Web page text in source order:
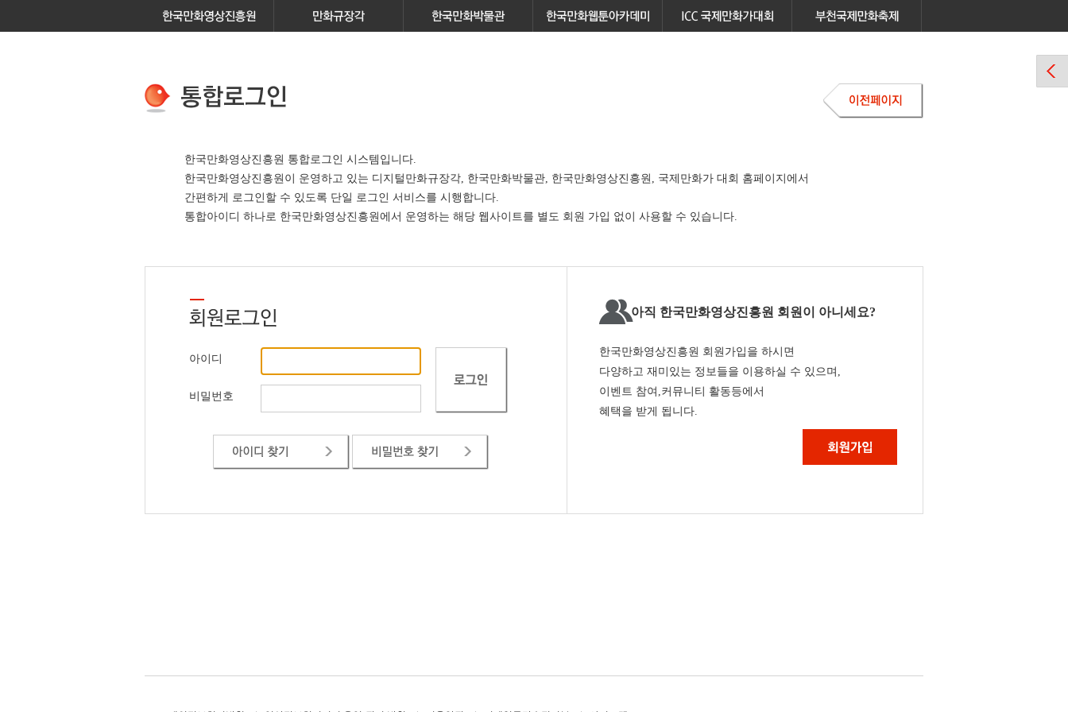
한국만화영상진흥원 통합로그인 시스템입니다.
한국만화영상진흥원이 운영하고 있는 디지털만화규장각, 한국만화박물관, 한국만화영상진흥원, 국제만화가 대회 홈페이지에서
간편하게 로그인할 수 있도록 단일 로그인 서비스를 시행합니다.
통합아이디 하나로 한국만화영상진흥원에서 운영하는 해당 웹사이트를 별도 회원 가입 없이 사용할 수 있습니다.
아이디
비밀번호
아직 한국만화영상진흥원 회원이 아니세요?
한국만화영상진흥원 회원가입을 하시면
다양하고 재미있는 정보들을 이용하실 수 있으며,
이벤트 참여,커뮤니티 활동등에서
혜택을 받게 됩니다.